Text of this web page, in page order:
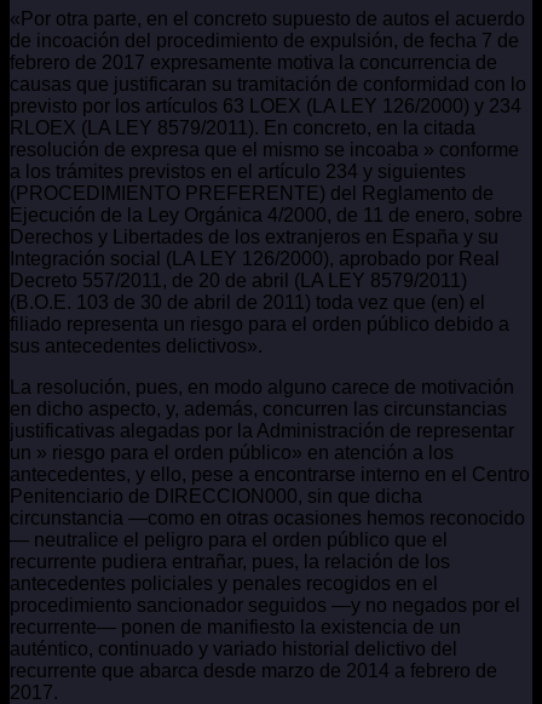
«Por otra parte, en el concreto supuesto de autos el acuerdo
de incoación del procedimiento de expulsión, de fecha 7 de
febrero de 2017 expresamente motiva la concurrencia de
causas que justificaran su tramitación de conformidad con lo
previsto por los artículos 63 LOEX (LA LEY 126/2000) y 234
RLOEX (LA LEY 8579/2011). En concreto, en la citada
resolución de expresa que el mismo se incoaba » conforme
a los trámites previstos en el artículo 234 y siguientes
(PROCEDIMIENTO PREFERENTE) del Reglamento de
Ejecución de la Ley Orgánica 4/2000, de 11 de enero, sobre
Derechos y Libertades de los extranjeros en España y su
Integración social (LA LEY 126/2000), aprobado por Real
Decreto 557/2011, de 20 de abril (LA LEY 8579/2011)
(B.O.E. 103 de 30 de abril de 2011) toda vez que (en) el
filiado representa un riesgo para el orden público debido a
sus antecedentes delictivos».
La resolución, pues, en modo alguno carece de motivación
en dicho aspecto, y, además, concurren las circunstancias
justificativas alegadas por la Administración de representar
un » riesgo para el orden público» en atención a los
antecedentes, y ello, pese a encontrarse interno en el Centro
Penitenciario de DIRECCION000, sin que dicha
circunstancia —como en otras ocasiones hemos reconocido
— neutralice el peligro para el orden público que el
recurrente pudiera entrañar, pues, la relación de los
antecedentes policiales y penales recogidos en el
procedimiento sancionador seguidos —y no negados por el
recurrente— ponen de manifiesto la existencia de un
auténtico, continuado y variado historial delictivo del
recurrente que abarca desde marzo de 2014 a febrero de
2017.